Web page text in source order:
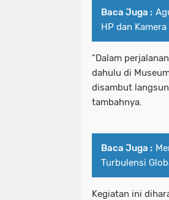
Baca Juga :
HP dan
"Dalam
dahulu di
disambut
tambahnya.
Baca Juga :
Turbulensi
Kegiatan ini